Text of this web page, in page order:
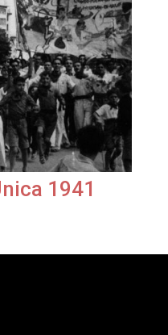
1941